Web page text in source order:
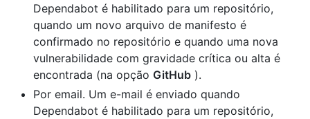
Dependabot é habilitado para um repositório,
quando um novo arquivo de manifesto é
confirmado no repositório e quando uma nova
vulnerabilidade com gravidade crítica ou alta é
encontrada (na opção GitHub ).
Por email. Um e-mail é enviado quando
Dependabot é habilitado para um repositório,